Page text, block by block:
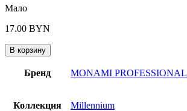
Мало
17.00 BYN
В корзину
Бренд MONAMI PROFESSIONAL
Коллекция Millennium